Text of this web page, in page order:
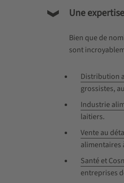
Une
Bien que de
sont
Distribution
grossistes,
Industrie
laitiers.
Vente au
alimentaires
Santé et
entreprises